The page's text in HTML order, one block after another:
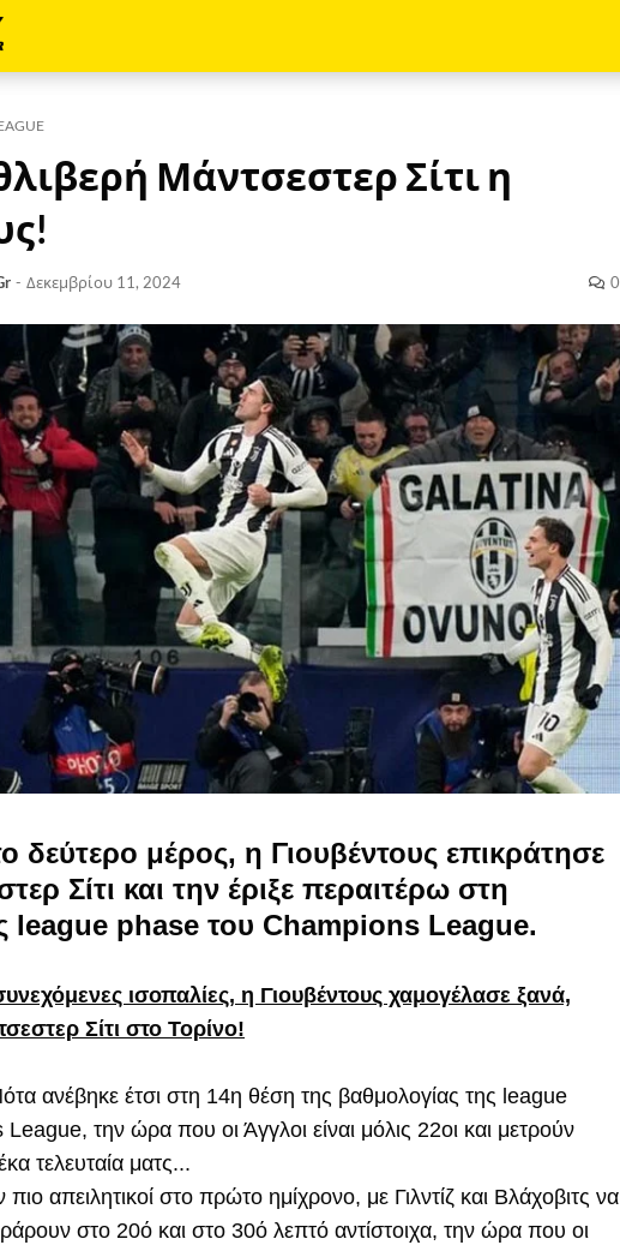
Μάντσεστερ Σίτι η
- Δεκεμβρίου 11, 2024 0
δεύτερο μέρος, η Γιουβέντους επικράτησε
Σίτι και την έριξε περαιτέρω στη
league phase του Champions League.
ισοπαλίες, η Γιουβέντους χαμογέλασε ξανά,
Σίτι στο Τορίνο!
ανέβηκε έτσι στη 14η θέση της βαθμολογίας της league
την ώρα που οι Άγγλοι είναι μόλις 22οι και μετρούν
τελευταία ματς...
απειλητικοί στο πρώτο ημίχρονο, με Γιλντίζ και Βλάχοβιτς να
στο 20ό και στο 30ό λεπτό αντίστοιχα, την ώρα που οι